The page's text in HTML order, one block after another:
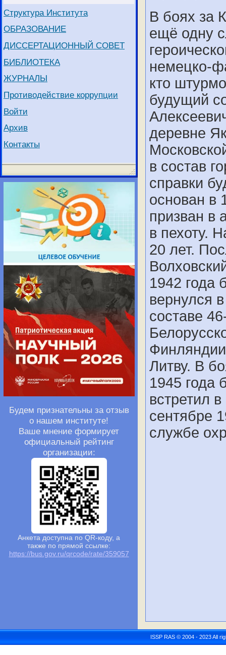
Структура Института
ОБРАЗОВАНИЕ
ДИССЕРТАЦИОННЫЙ СОВЕТ
БИБЛИОТЕКА
ЖУРНАЛЫ
Противодействие коррупции
Войти
Архив
Контакты
Будем признательны за отзыв
о нашем институте!
Ваше мнение формирует
официальный рейтинг
организации:
Анкета доступна по QR-коду, а
также по прямой ссылке:
https://bus.gov.ru/qrcode/rate/359057
В боях за
ещё одну
немецко-
кто
будущий
деревне
в состав
справки
основан в
призван в
в пехоту.
20 лет.
1942 года
вернулся
составе
Литву. В
1945 года
встретил
сентябре
службе
ISSP RAS © 2004 - 2023 All